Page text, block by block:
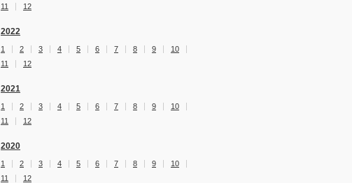
11
12
2022
1 2 3 4 5 6 7 8 9
10
11
12
2021
1 2 3 4 5 6 7 8 9
10
11
12
2020
1 2 3 4 5 6 7 8 9
10
11
12